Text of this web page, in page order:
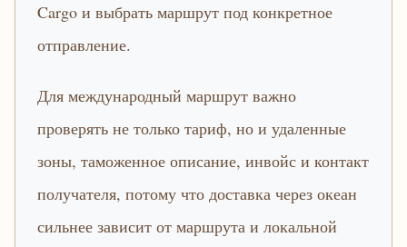
Cargo и выбрать маршрут под конкретное
отправление.
Для международный маршрут важно
проверять не только тариф, но и удаленные
зоны, таможенное описание, инвойс и контакт
получателя, потому что доставка через океан
сильнее зависит от маршрута и локальной